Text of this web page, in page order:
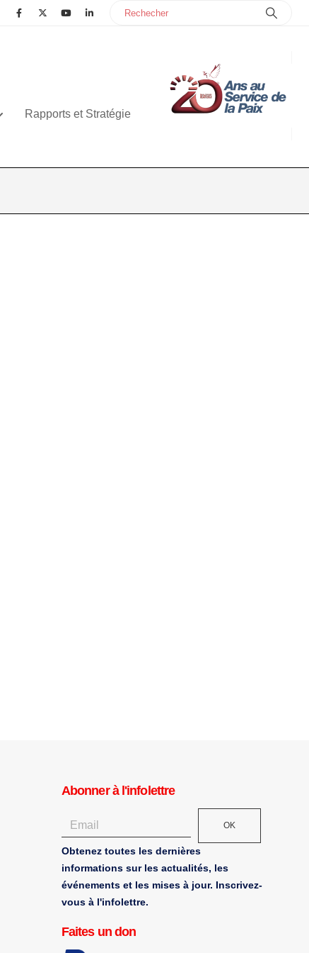
Rapports et Stratégie
Abonner à l'infolettre
OK
Obtenez toutes les dernières
informations sur les actualités, les
événements et les mises à jour. Inscrivez-
vous à l'infolettre.
Faites un don